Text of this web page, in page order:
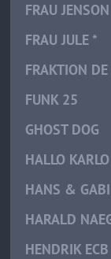
FRAU JENSON
FRAU JULE *
FRAKTION DE
FUNK 25
GHOST DOG
HALLO KARLO
HANS & GABI
HARALD
HENDRIK